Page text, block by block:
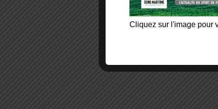
Cliquez sur l'image pour